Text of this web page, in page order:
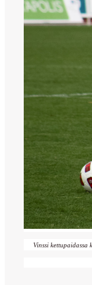
Vinssi kettupaidassa